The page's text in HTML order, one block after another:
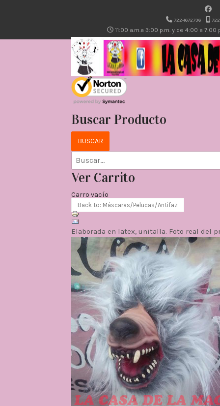
722-1672736
11:00 a.m.a 3:00 p.m. y de 4:00 a 7:00
Buscar Producto
Ver Carrito
Carro vacío
Back to: Máscaras/Pelucas/Antifaz
Elaborada en latex, unitalla. Foto real del